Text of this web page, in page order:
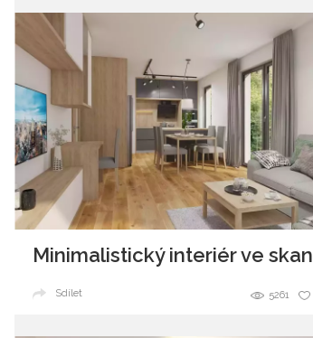
5261
Sdílet